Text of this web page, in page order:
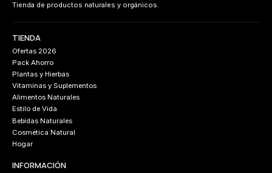
Tienda de productos naturales y orgánicos.
TIENDA
Ofertas 2026
Pack Ahorro
Plantas y Hierbas
Vitaminas y Suplementos
Alimentos Naturales
Estilo de Vida
Bebidas Naturales
Cosmética Natural
Hogar
INFORMACIÓN